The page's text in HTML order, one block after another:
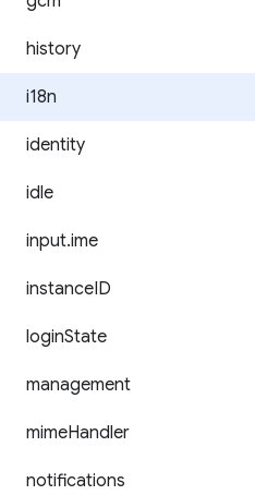
history
i18n
identity
idle
input.ime
instanceID
loginState
management
mimeHandler
notifications